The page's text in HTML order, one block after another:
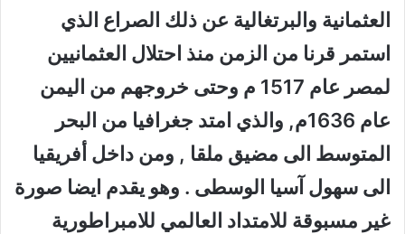
العثمانية والبرتغالية عن ذلك الصراع الذي
استمر قرنا من الزمن منذ احتلال العثمانيين
لمصر عام 1517 م وحتى خروجهم من اليمن
عام 1636م, والذي امتد جغرافيا من البحر
المتوسط الى مضيق ملقا , ومن داخل أفريقيا
الى سهول آسيا الوسطى . وهو يقدم ايضا صورة
غير مسبوقة للامتداد العالمي للامبراطورية